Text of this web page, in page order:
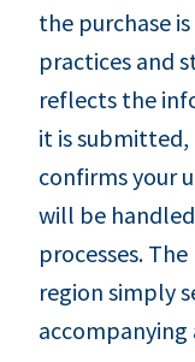
the purchase
practices and
reflects the
it is
confirms your
will be
processes.
region simply
accompanying